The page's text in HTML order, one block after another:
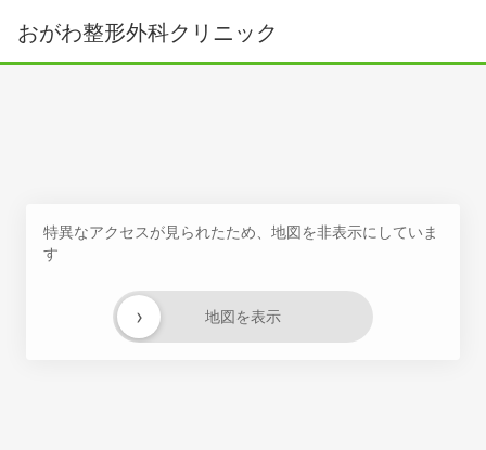
おがわ整形外科クリニック
特異なアクセスが見られたため、地図を非表示にしていま
す
地図を表示
›